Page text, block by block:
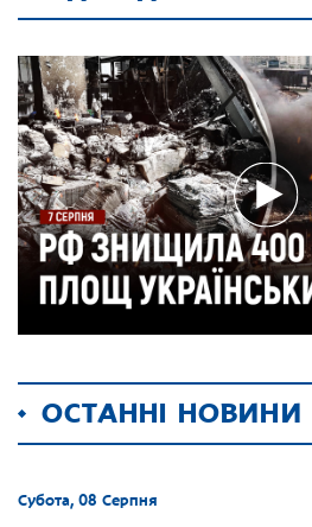
ОСТАННІ НОВИНИ
Субота, 08 Серпня